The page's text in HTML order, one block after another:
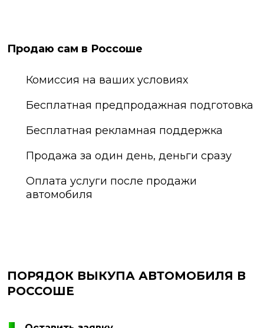
Продаю сам в Россоше
Комиссия на ваших условиях
Бесплатная предпродажная подготовка
Бесплатная рекламная поддержка
Продажа за один день, деньги сразу
Оплата услуги после продажи
автомобиля
ПОРЯДОК ВЫКУПА АВТОМОБИЛЯ В
РОССОШЕ